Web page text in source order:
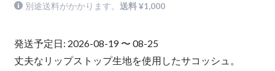
別途送料がかかります。送料 ¥1,000
発送予定日: 2026-08-19 〜 08-25
丈夫なリップストップ生地を使用したサコッシュ。